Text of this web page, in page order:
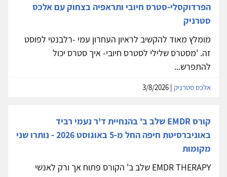
הפרדוקסלי-סטרס חיובי ותראפיה בצחוק עם אלכס
סטרניק
מומלץ מאוד להקשיב לראיון העחרון עמי -רלבנטי לפוסט
זה. 'מסטרס שלילי לסטרס חיובי- איך סטרס יכול
להתפרש...
אלכס סטרניק
קורס EMDR שלב ב' בהנחיית ד'ר נעמי רביד
באוניברסיטת חיפה החל מ-5 באוגוסט 2026 - נותרו שני
מקומות
EMDR THERAPY שלב ב' הקורס פתוח אך ורק לאנשי